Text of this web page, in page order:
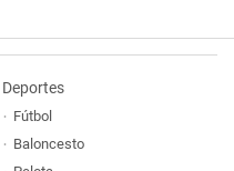
Deportes
Fútbol
Baloncesto